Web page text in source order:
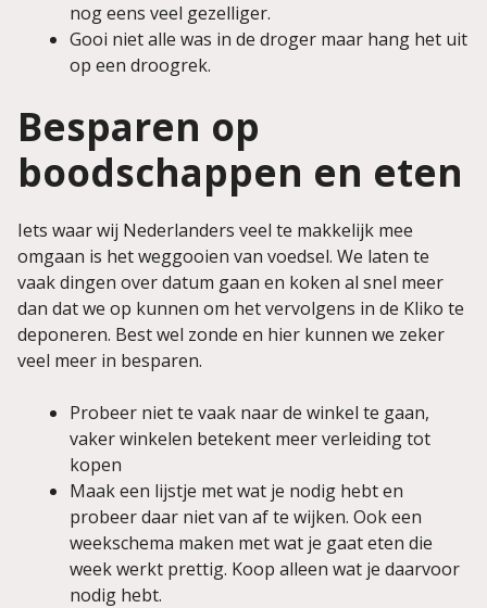
nog eens veel gezelliger.
Gooi niet alle was in de droger maar hang het uit
op een droogrek.
Besparen op
boodschappen en eten
Iets waar wij Nederlanders veel te makkelijk mee
omgaan is het weggooien van voedsel. We laten te
vaak dingen over datum gaan en koken al snel meer
dan dat we op kunnen om het vervolgens in de Kliko te
deponeren. Best wel zonde en hier kunnen we zeker
veel meer in besparen.
Probeer niet te vaak naar de winkel te gaan,
vaker winkelen betekent meer verleiding tot
kopen
Maak een lijstje met wat je nodig hebt en
probeer daar niet van af te wijken. Ook een
weekschema maken met wat je gaat eten die
week werkt prettig. Koop alleen wat je daarvoor
nodig hebt.